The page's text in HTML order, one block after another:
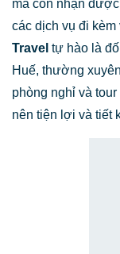
mà còn nhận
các dịch vụ đi
Travel tự hào là
Huế, thường
phòng nghỉ và
nên tiện lợi và tiết